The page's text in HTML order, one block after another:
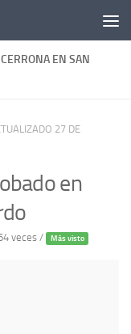
EN SAN
27 DE
en
veces / Más visto